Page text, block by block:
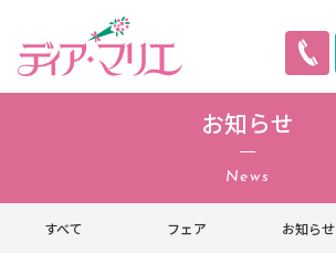
ディアマリエ
お知らせ
News
すべて フェア お知らせ